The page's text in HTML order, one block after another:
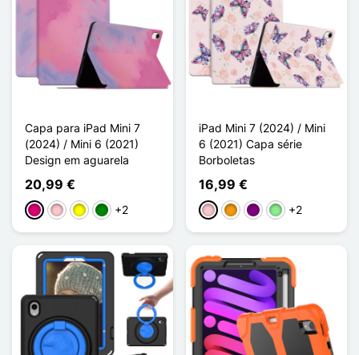
Capa para iPad Mini 7
(2024) / Mini 6 (2021)
Design em aguarela
20,99 €
Magenta
RosaAmareloVerde
+2
iPad Mini 7 (2024) / Mini
6 (2021) Capa série
Borboletas
16,99 €
RosaLaranjaPúrpuraVerde claro
+2